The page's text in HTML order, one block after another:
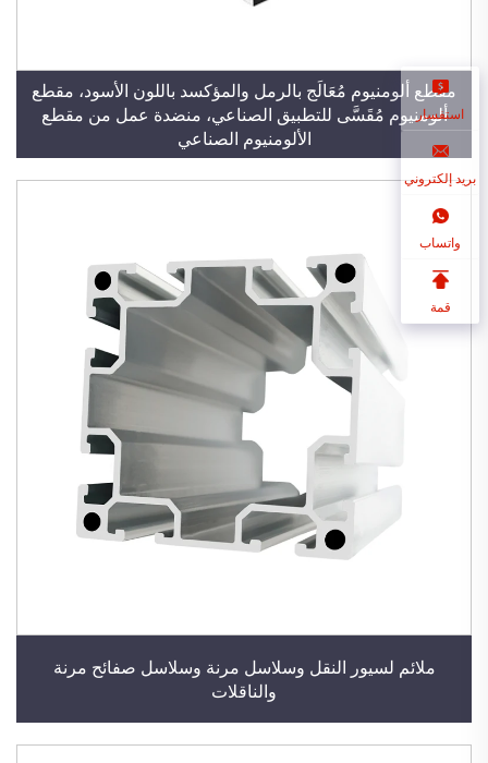
مقطع ألومنيوم مُعَالَج بالرمل والمؤكسد باللون الأسود، مقطع
ألومنيوم مُقَسَّى للتطبيق الصناعي، منضدة عمل من مقطع
الألومنيوم الصناعي
ملائم لسيور النقل وسلاسل مرنة وسلاسل صفائح مرنة
والناقلات
استفسار
بريد إلكتروني
واتساب
قمة